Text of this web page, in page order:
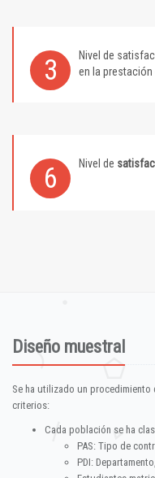
3 Nivel de
en la
6 Nivel de
Diseño muestral
Se ha utilizado un
criterios:
Cada población se ha
PAS: Tipo de
PDI: